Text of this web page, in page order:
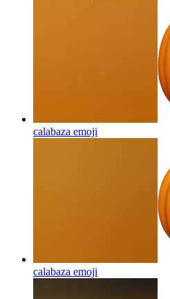
calabaza emoji
calabaza emoji